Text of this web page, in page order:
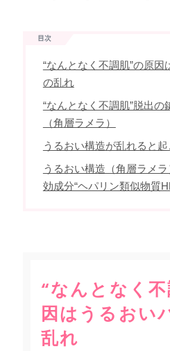
“なんとなく不調肌”の原因
の乱れ
“なんとなく不調肌”脱出の
（角層ラメラ）
うるおい構造が乱れると
うるおい構造（角層ラメ
効成分“ヘパリン類似物質
“なんとなく
因はうるおい
乱れ